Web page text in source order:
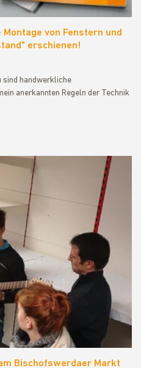
von Fenstern und
erschienen!
sind handwerkliche
anerkannten Regeln der Technik
Bischofswerdaer Markt